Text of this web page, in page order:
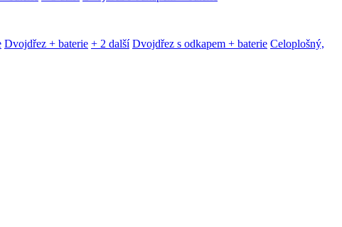
Dvojdřez + baterie + 2 další Dvojdřez s odkapem + baterie Celoplošný,